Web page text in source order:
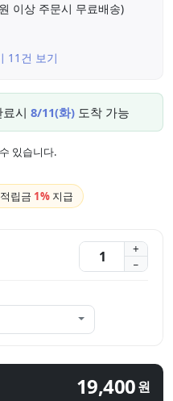
이상 주문시 무료배송)
11건 보기
시 8/11(화) 도착 가능
있습니다.
립금 1% 지급
19,400원